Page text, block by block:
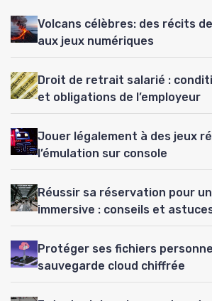
Volcans célèbres: des récits
aux jeux numériques
Droit de retrait salarié :
et obligations de l’employeur
Jouer légalement à des jeux
l’émulation sur console
Réussir sa réservation pour
immersive : conseils et
Protéger ses fichiers
sauvegarde cloud chiffrée